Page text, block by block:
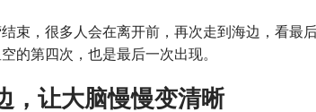
束，很多人会在离开前，再次走到海边，看最
的第四次，也是最后一次出现。
，让大脑慢慢变清晰